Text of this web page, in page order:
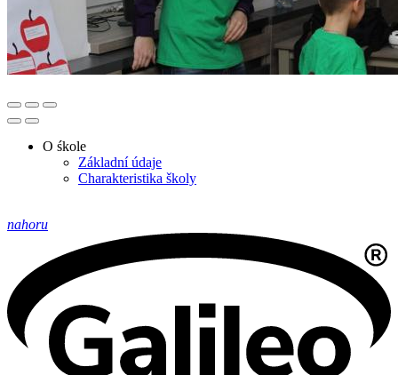
O śkole
Základní údaje
Charakteristika školy
nahoru